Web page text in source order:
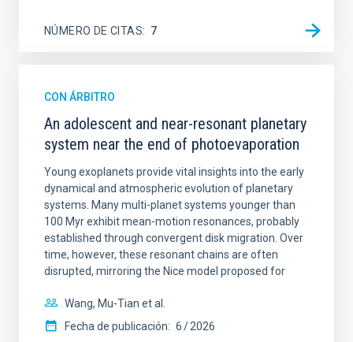
NÚMERO DE CITAS 7
CON ÁRBITRO
An adolescent and near-resonant planetary
system near the end of photoevaporation
Young exoplanets provide vital insights into the early
dynamical and atmospheric evolution of planetary
systems. Many multi-planet systems younger than
100 Myr exhibit mean-motion resonances, probably
established through convergent disk migration. Over
time, however, these resonant chains are often
disrupted, mirroring the Nice model proposed for
Wang, Mu-Tian et al.
Fecha de publicación: 6 2026